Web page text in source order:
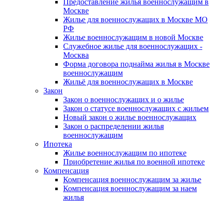
Предоставление жилья военнослужащим в
Москве
Жилье для военнослужащих в Москве МО
РФ
Жилье военнослужащим в новой Москве
Служебное жилье для военнослужащих -
Москва
Форма договора поднайма жилья в Москве
военнослужащим
Жильё для военнослужащих в Москве
Закон
Закон о военнослужащих и о жилье
Закон о статусе военнослужащих с жильем
Новый закон о жилье военнослужащих
Закон о распределении жилья
военнослужащим
Ипотека
Жилье военнослужащим по ипотеке
Приобретение жилья по военной ипотеке
Компенсация
Компенсация военнослужащим за жилье
Компенсация военнослужащим за наем
жилья